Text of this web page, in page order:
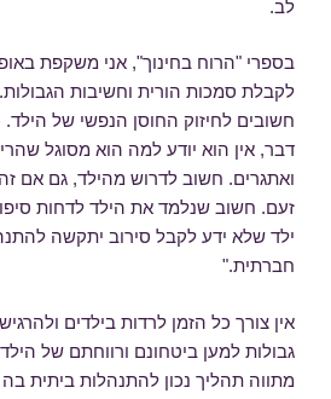
לב.
בספרי "הרוח בחינוך", אני משקפת
לקבלת סמכות הורית וחשיבות
חשובים לחיזוק החוסן הנפשי של
דבר, אין הוא יודע למה הוא מסוגל
ואתגרים. חשוב לדרוש מהילד, גם אם
זעם. חשוב שנלמד את הילד לדחות
ילד שלא ידע לקבל סירוב יתקשה
חברתית."
אין צורך כל הזמן לרדות בילדים
גבולות למען ביטחונם ורווחתם של
מתווה תהליך נכון להתנהלות ביתית